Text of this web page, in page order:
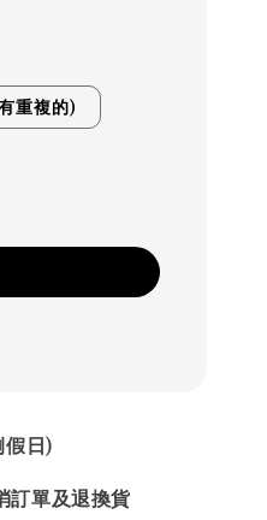
重複的)
假日)
訂單及退換貨